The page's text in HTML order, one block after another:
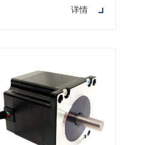
DC耐压500
详情